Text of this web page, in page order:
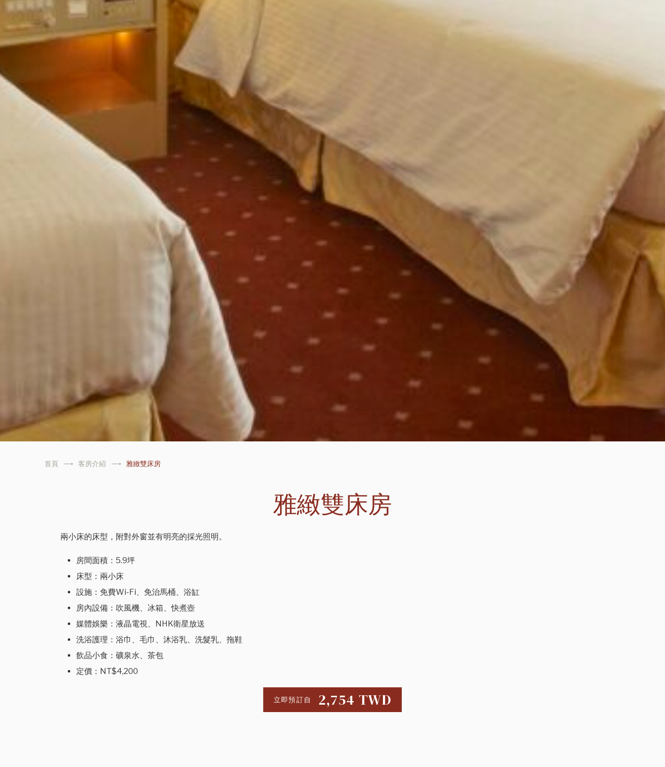
首頁 客房介紹 雅緻雙床房
雅緻雙床房
兩小床的床型，附對外窗並有明亮的採光照明。
房間面積：5.9坪
床型：兩小床
設施：免費Wi-Fi、免治馬桶、浴缸
房內設備：吹風機、冰箱、快煮壺
媒體娛樂：液晶電視、NHK衛星放送
洗浴護理：浴巾、毛巾、沐浴乳、洗髮乳、拖鞋
飲品小食：礦泉水、茶包
定價：NT$4,200
立即預訂自 2,754 TWD